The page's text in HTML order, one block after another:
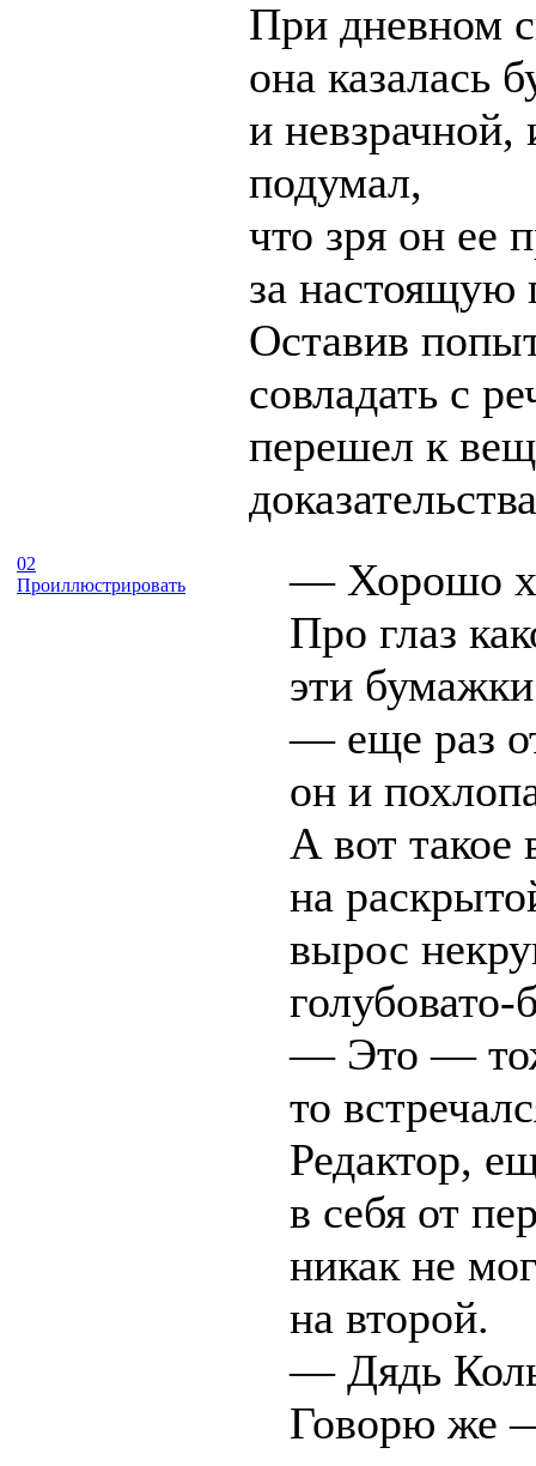
При дневном
она казалась
и
подумал,
что зря он ее
за настоящую
Оставив
совладать с
перешел к
02
Проиллюстрировать
— Хорошо
Про глаз
эти
— еще раз
он и
А вот
на
вырос
— Это —
то
Редактор,
в себя от
никак не
на второй.
— Дядь
Говорю же